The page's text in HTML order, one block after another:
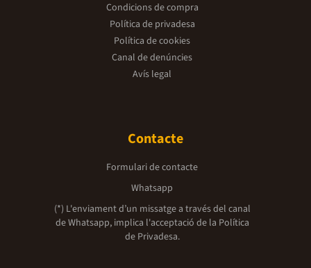
Condicions de compra
Política de privadesa
Política de cookies
Canal de denúncies
Avís legal
Contacte
Formulari de contacte
Whatsapp
(*) L'enviament d’un missatge a través del canal
de Whatsapp, implica l'acceptació de la Política
de Privadesa.